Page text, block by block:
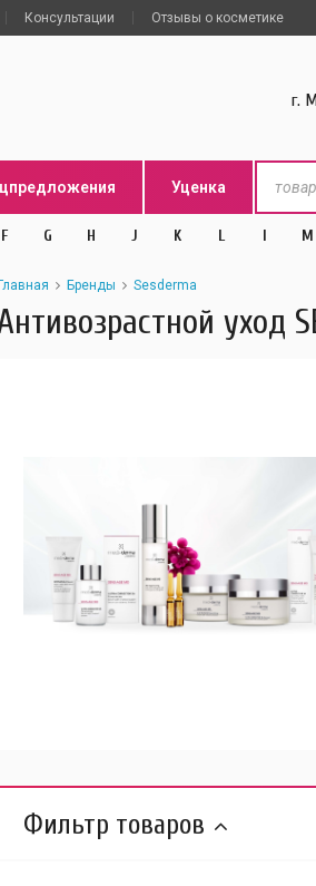
Консультации Отзывы о косметике
г.
Уценка
F G H J K L l M
Главная Бренды Sesderma
уход
Фильтр товаров